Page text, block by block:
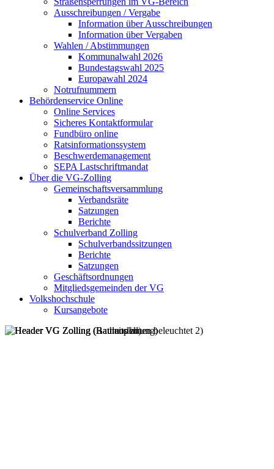
Ausschreibungen / Vergabe
Information über Ausschreibungen
Information über Vergaben
Wahlen / Abstimmungen
Kommunalwahl 2026
Bundestagswahl 2025
Europawahl 2024
Notrufnummern
Behördenservice Online
Online Services
Sicheres Kontaktformular
Fundbüro online
Ratsinformationssystem
Beschwerdemanagement
SEPA Lastschriftmandat
Über die VG-Zolling
Gemeinschaftsversammlung
Verbandsräte
Satzungen
Berichte
Schulverband Zolling
Schulverbandssitzungen
Berichte
Satzungen
Geschäftsordnungen
Mitgliedsgemeinden der VG
Volkshochschule
Kursangebote